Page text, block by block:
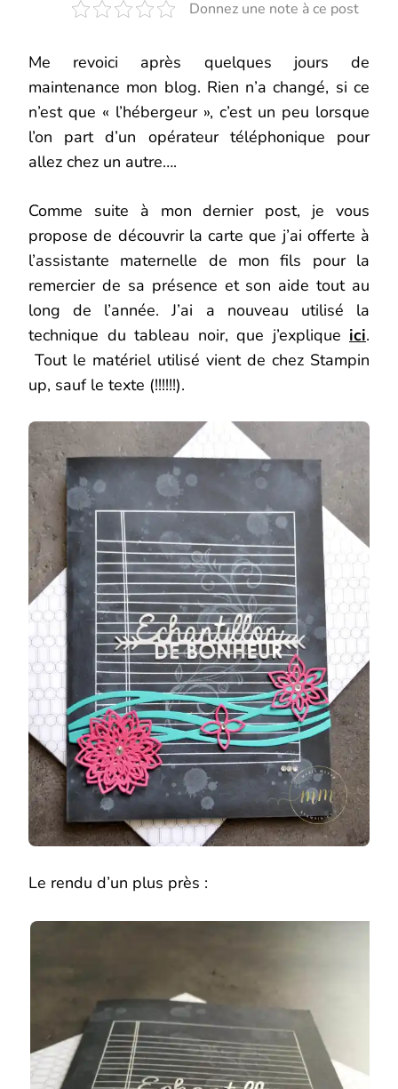
Donnez une note à ce post
Me revoici après quelques jours de
maintenance mon blog. Rien n’a changé, si ce
n’est que « l’hébergeur », c’est un peu lorsque
l’on part d’un opérateur téléphonique pour
allez chez un autre….
Comme suite à mon dernier post, je vous
propose de découvrir la carte que j’ai offerte à
l’assistante maternelle de mon fils pour la
remercier de sa présence et son aide tout au
long de l’année. J’ai a nouveau utilisé la
technique du tableau noir, que j’explique ici.
Tout le matériel utilisé vient de chez Stampin
up, sauf le texte (!!!!!!).
Le rendu d’un plus près :